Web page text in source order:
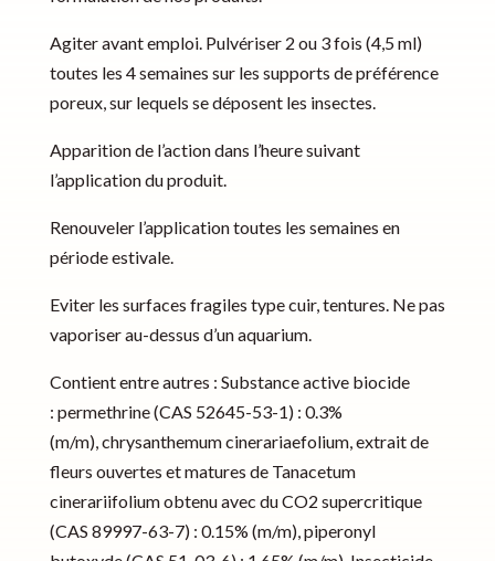
Agiter avant emploi. Pulvériser 2 ou 3 fois (4,5 ml)
toutes les 4 semaines sur les supports de préférence
poreux, sur lequels se déposent les insectes.
Apparition de l’action dans l’heure suivant
l’application du produit.
Renouveler l’application toutes les semaines en
période estivale.
Eviter les surfaces fragiles type cuir, tentures. Ne pas
vaporiser au-dessus d’un aquarium.
Contient entre autres : Substance active biocide
: permethrine (CAS 52645-53-1) : 0.3%
(m/m), chrysanthemum cinerariaefolium, extrait de
fleurs ouvertes et matures de Tanacetum
cinerariifolium obtenu avec du CO2 supercritique
(CAS 89997-63-7) : 0.15% (m/m), piperonyl